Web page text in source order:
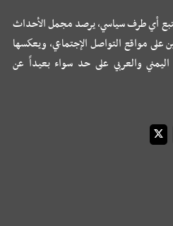
أي طرف سياسي، يرصد مجمل الأحداث
على مواقع التواصل الإجتماعي، ويعكسها
والعربي على حد سواء بعيداً عن